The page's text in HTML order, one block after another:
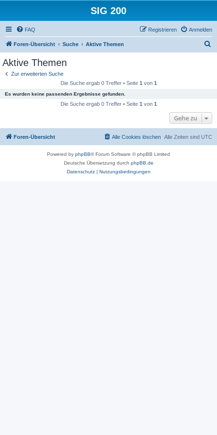
SIG 200
FAQ Anmelden
Registrieren
Foren-Übersicht Suche Aktive Themen
Aktive Themen
Zur erweiterten Suche
Die Suche ergab 0 Treffer • Seite 1 von 1
Es wurden keine passenden Ergebnisse gefunden.
Die Suche ergab 0 Treffer • Seite 1 von 1
Gehe zu
Foren-Übersicht Alle Zeiten sind UTC
Alle Cookies löschen
Powered by phpBB® Forum Software © phpBB Limited
Deutsche Übersetzung durch phpBB.de
Datenschutz| Nutzungsbedingungen